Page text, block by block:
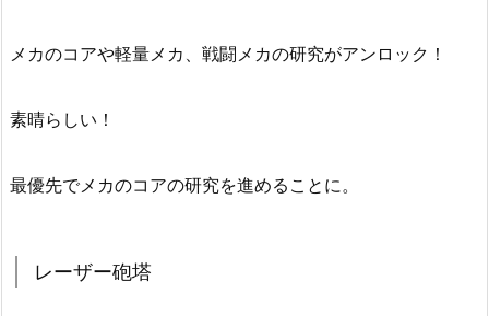
メカのコアや軽量メカ、戦闘メカの研究がアンロック！
素晴らしい！
最優先でメカのコアの研究を進めることに。
レーザー砲塔